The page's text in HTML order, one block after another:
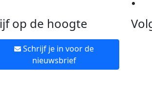
op de hoogte
Schrijf je in voor de
nieuwsbrief